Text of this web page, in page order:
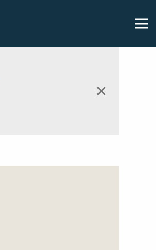
✕